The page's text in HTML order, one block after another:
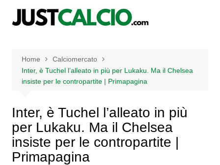
Home
Calciomercato
Inter, è Tuchel l’alleato in più per Lukaku. Ma il Chelsea
insiste per le contropartite | Primapagina
Inter, è Tuchel l’alleato in più
per Lukaku. Ma il Chelsea
insiste per le contropartite |
Primapagina